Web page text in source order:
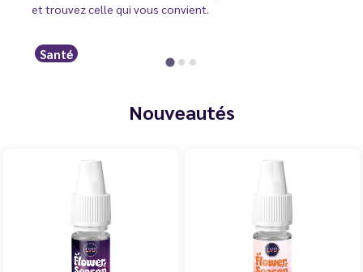
et trouvez celle qui vous convient.
Santé
Nouveautés